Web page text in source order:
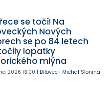
se točí! Na
Nových
se po 84 letech
lopatky
mlýna
2026 13:00 | Bílovec| Michal Slonina